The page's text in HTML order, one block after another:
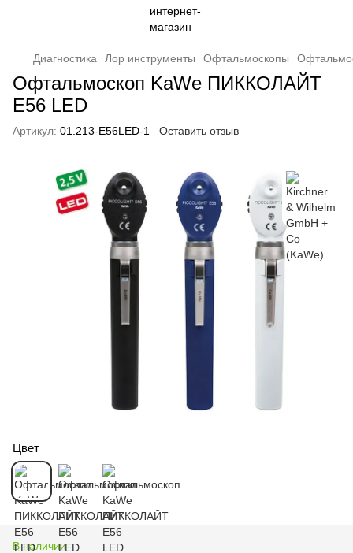
Диагностика Лор инструменты Офтальмоскопы
Офтальмоскоп KaWe ПИККОЛАЙТ
E56 LED
Артикул: 01.213-E56LED-1 Оставить отзыв
Цвет
В наличии